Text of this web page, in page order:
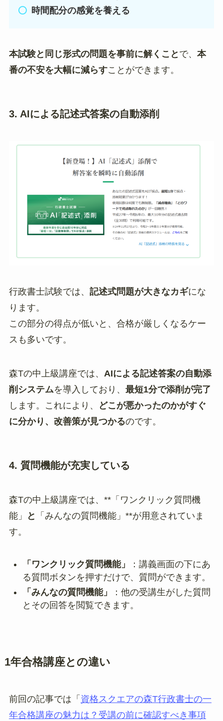
時間配分の感覚を養える
本試験と同じ形式の問題を事前に解くこと で、 本
番の不安を大幅に減らすことができます。
3. AIによる記述式答案の自動添削
行政書士試験では、 記述式問題が大きなカギにな
ります。
この部分の得点が低いと、合格が厳しくなるケー
スも多いです。
森Tの中上級講座では、 AIによる記述答案の自動添
削システムを導入しており、 最短1分で添削が完了
します。これにより、
どこが悪かったのかがすぐ
に分かり、改善策が見つかるのです。
4. 質問機能が充実している
森Tの中上級講座では、**「ワンクリック質問機
能」
と
「みんなの質問機能」**が用意されていま
す。
「ワンクリック質問機能」
：講義画面の下にあ
る質問ボタンを押すだけで、質問ができます。
「みんなの質問機能」
：他の受講生がした質問
とその回答を閲覧できます。
1年合格講座との違い
前回の記事では「 資格スクエアの森T行政書士の一
年合格講座の魅力は？受講の前に確認すべき事項